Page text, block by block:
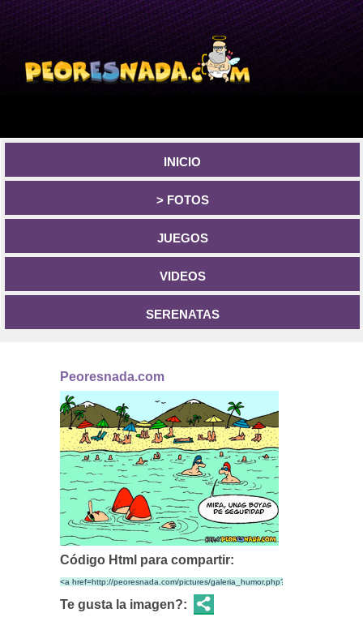
INICIO
> FOTOS
JUEGOS
VIDEOS
SERENATAS
Peoresnada.com
Código Html para compartir:
Te gusta la imagen?: